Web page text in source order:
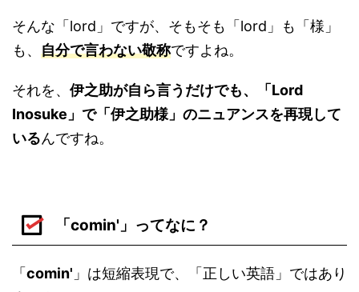
そんな「lord」ですが、そもそも「lord」も「様」
も、 自分で言わない敬称ですよね。
それを、 伊之助が自ら言うだけでも、「Lord
Inosuke」で「伊之助様」のニュアンスを再現して
いるんですね。
「comin'」ってなに？
「 comin' 」は短縮表現で、「正しい英語」ではあり